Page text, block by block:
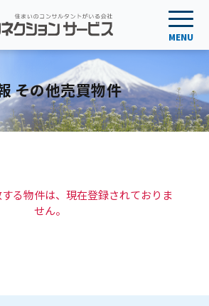
その他売買物件
る物件は、現在登録されておりま
せん。